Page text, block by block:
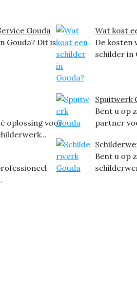
Gouda
Gouda? Dit is
oplossing voor
Wat kost
De kosten
schilder in
Spuitwerk
Bent u op
partner
Bent u op